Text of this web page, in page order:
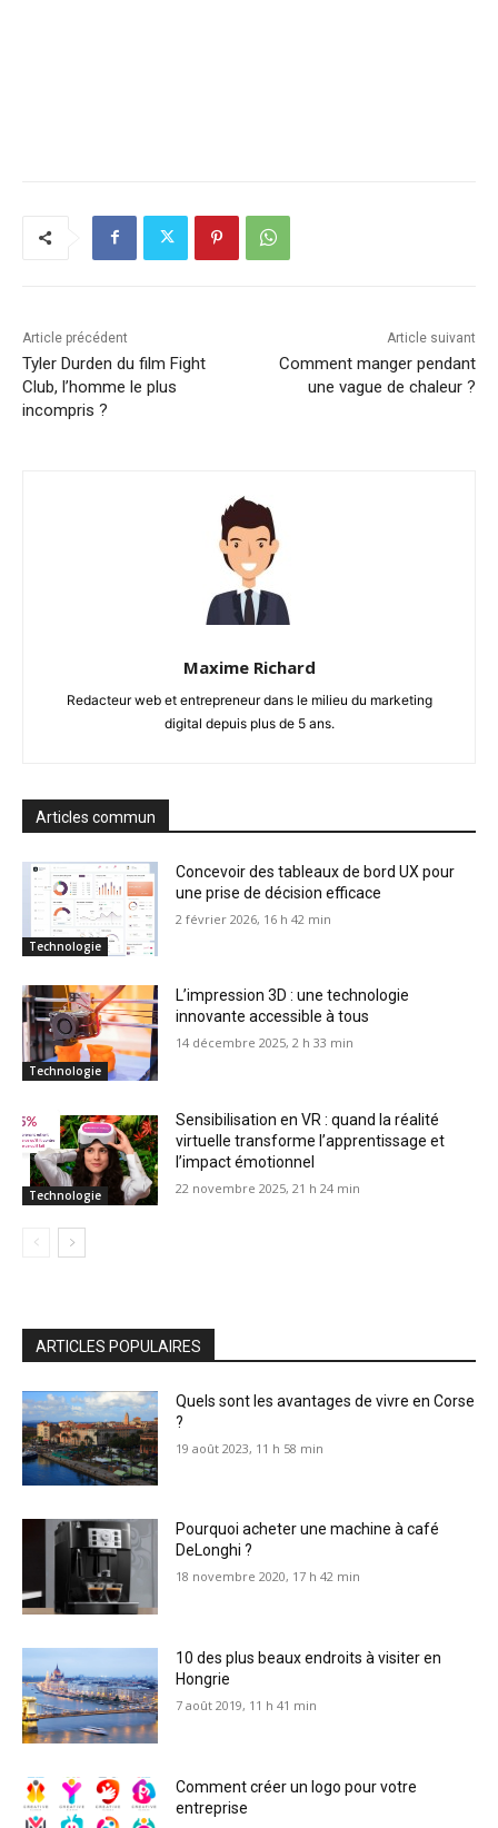
Article précédent
Tyler Durden du film Fight
Club, l’homme le plus
incompris ?
Article suivant
Comment manger pendant
une vague de chaleur ?
Maxime Richard
Redacteur web et entrepreneur dans le milieu du marketing
digital depuis plus de 5 ans.
Articles commun
Technologie
Concevoir des tableaux de bord UX pour
une prise de décision efficace
2 février 2026, 16 h 42 min
Technologie
L’impression 3D : une technologie
innovante accessible à tous
14 décembre 2025, 2 h 33 min
Technologie
Sensibilisation en VR : quand la réalité
virtuelle transforme l’apprentissage et
l’impact émotionnel
22 novembre 2025, 21 h 24 min
ARTICLES POPULAIRES
Quels sont les avantages de vivre en Corse
?
19 août 2023, 11 h 58 min
Pourquoi acheter une machine à café
DeLonghi ?
18 novembre 2020, 17 h 42 min
10 des plus beaux endroits à visiter en
Hongrie
7 août 2019, 11 h 41 min
Comment créer un logo pour votre
entreprise